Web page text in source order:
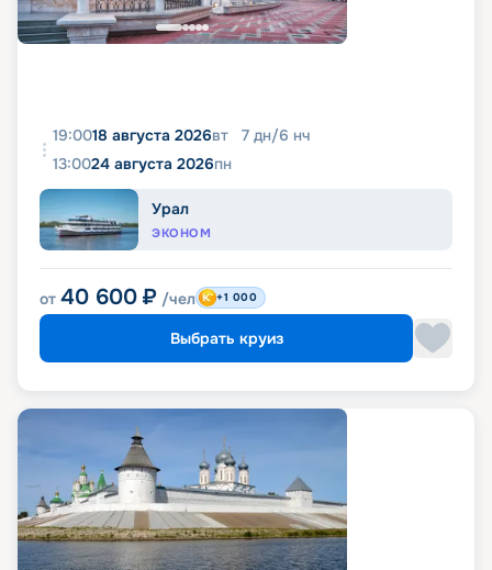
19:0018 августа 2026вт 7 дн/6 нч
13:0024 августа 2026пн
Урал
ЭКОНОМ
от 40 600 ₽ /чел +1 000
Выбрать круиз